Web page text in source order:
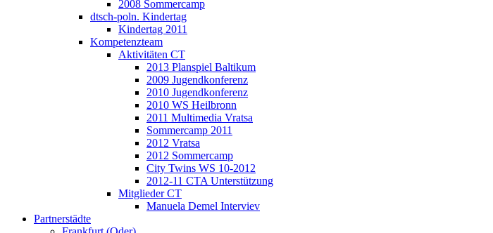
2008 Sommercamp
dtsch-poln. Kindertag
Kindertag 2011
Kompetenzteam
Aktivitäten CT
2013 Planspiel Baltikum
2009 Jugendkonferenz
2010 Jugendkonferenz
2010 WS Heilbronn
2011 Multimedia Vratsa
Sommercamp 2011
2012 Vratsa
2012 Sommercamp
City Twins WS 10-2012
2012-11 CTA Unterstützung
Mitglieder CT
Manuela Demel Interviev
Partnerstädte